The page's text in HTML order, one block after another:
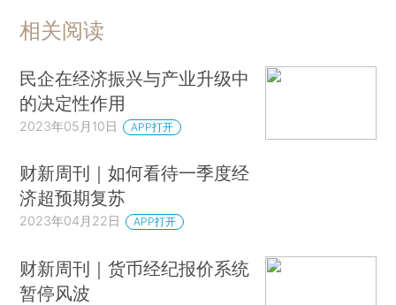
相关阅读
民企在经济振兴与产业升级中
的决定性作用
2023年05月10日 APP打开
财新周刊｜如何看待一季度经
济超预期复苏
2023年04月22日 APP打开
财新周刊｜货币经纪报价系统
暂停风波